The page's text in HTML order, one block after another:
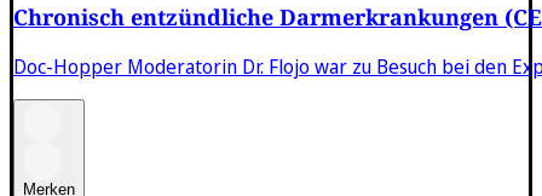
Chronisch entzündliche Darmerkrankungen
Doc-Hopper Moderatorin Dr. Flojo war zu Besuch bei den
Merken